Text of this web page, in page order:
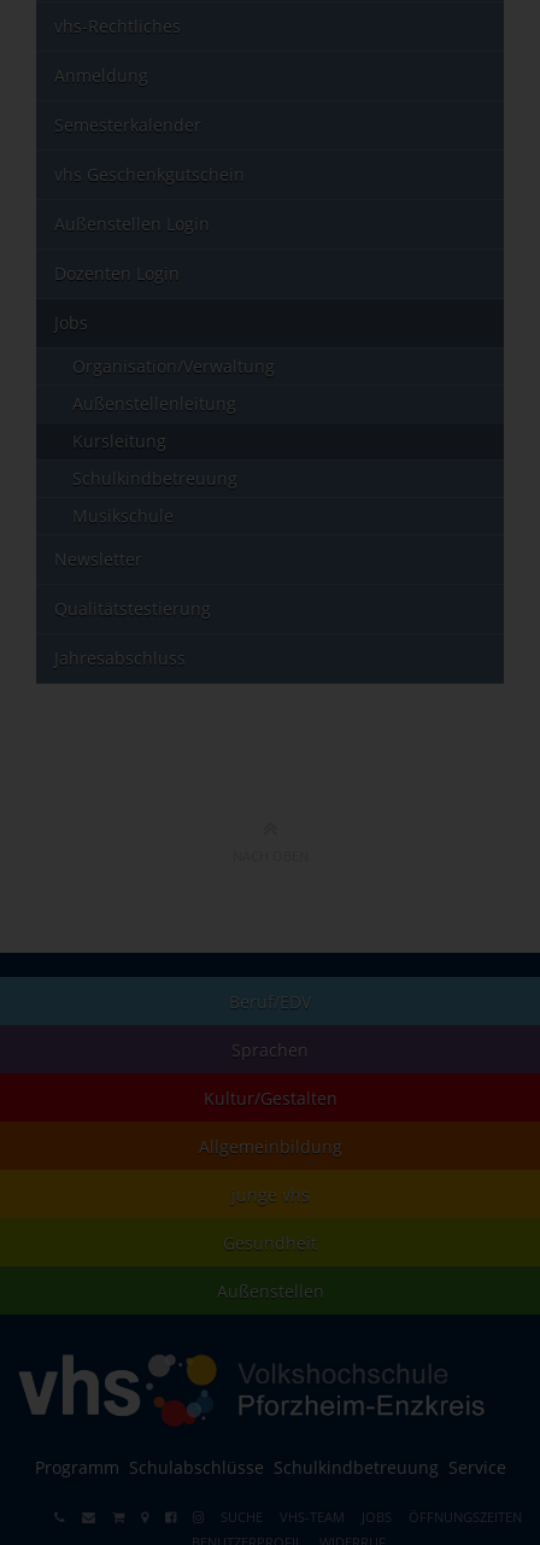
vhs-Rechtliches
Anmeldung
Semesterkalender
vhs Geschenkgutschein
Außenstellen Login
Dozenten Login
Jobs
Organisation/Verwaltung
Außenstellenleitung
Kursleitung
Schulkindbetreuung
Musikschule
Newsletter
Qualitätstestierung
Jahresabschluss
Beruf/EDV
Sprachen
Kultur/Gestalten
Allgemeinbildung
junge vhs
Gesundheit
Außenstellen
Programm Schulabschlüsse Schulkindbetreuung Service
SUCHE VHS-TEAM JOBS
ÖFFNUNGSZEITEN